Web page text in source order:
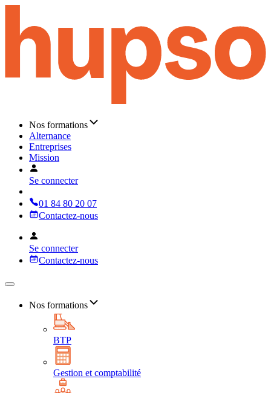
Nos formations
Alternance
Entreprises
Mission
Se connecter
01 84 80 20 07
Contactez-nous
Se connecter
Contactez-nous
Nos formations
BTP
Gestion et comptabilité